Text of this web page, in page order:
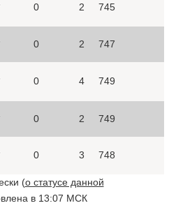
0 2 745
0 2 747
0 4 749
0 2 749
0 3 748
(о статусе данной
в 13:07 МСК